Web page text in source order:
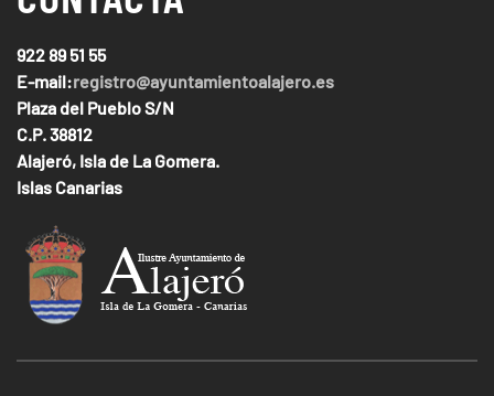
922 89 51 55
E-mail:registro@ayuntamientoalajero.es
Plaza del Pueblo S/N
C.P. 38812
Alajeró, Isla de La Gomera.
Islas Canarias